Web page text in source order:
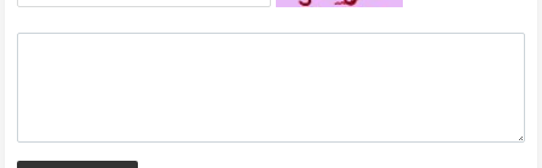
填）